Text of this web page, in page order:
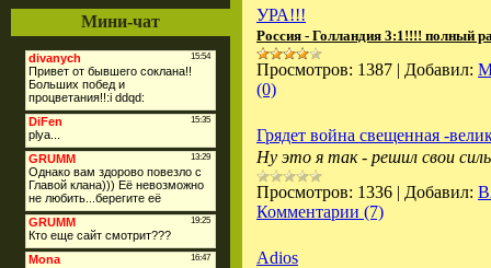
Мини-чат УРА!!!
Россия - Голландия 3:1!!!! полный
Просмотров: 1387 | Добавил:
(0)
Грядет война свещенная -
Ну это я так - решил свои
Просмотров: 1336 | Добавил:
Комментарии (7)
Adios